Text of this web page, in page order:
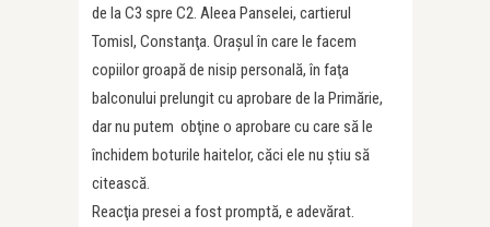
de la C3 spre C2. Aleea Panselei, cartierul
TomisI, Constanţa. Oraşul în care le facem
copiilor groapă de nisip personală, în faţa
balconului prelungit cu aprobare de la Primărie,
dar nu putem obţine o aprobare cu care să le
închidem boturile haitelor, căci ele nu ştiu să
citească.
Reacţia presei a fost promptă, e adevărat.